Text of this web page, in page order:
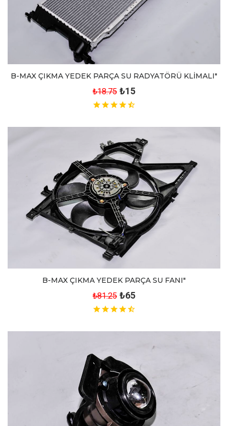
B-MAX ÇIKMA YEDEK PARÇA SU RADYATÖRÜ KLİMALI"
₺18.75 ₺15
B-MAX ÇIKMA YEDEK PARÇA SU FANI"
₺81.25 ₺65